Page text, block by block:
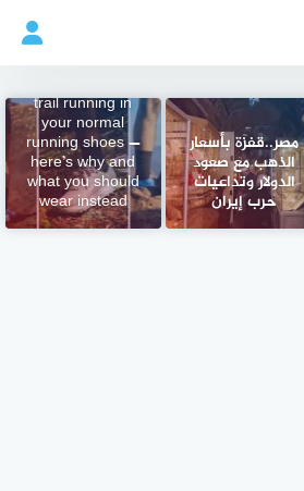
مصر..قفزة بأسعار
الذهب مع صعود
الدولار وتداعيات
حرب إيران
trail running in
your normal
running shoes —
here’s why and
what you should
wear instead